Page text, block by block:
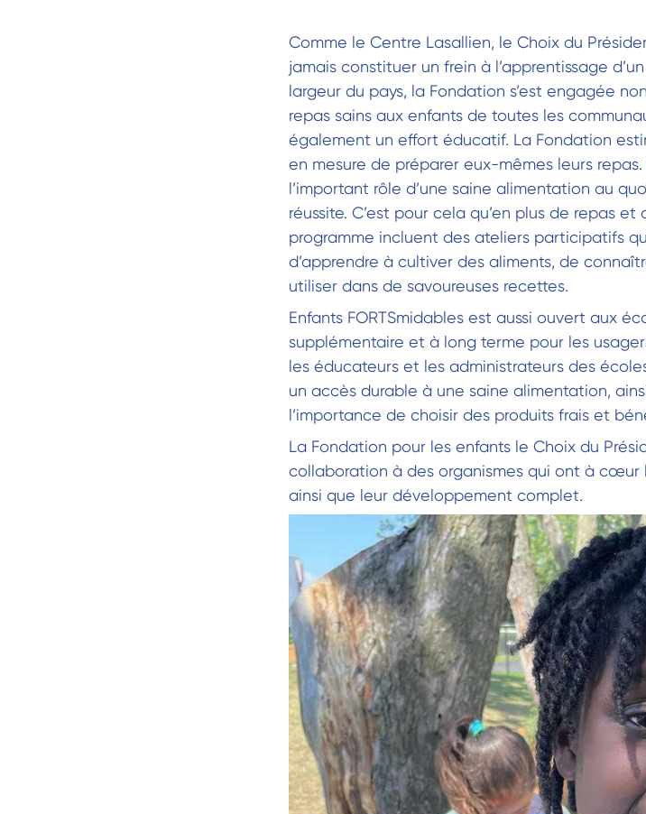
Comme le Centre Lasallien, le Choix du
jamais constituer un frein à l’apprentissage
largeur du pays, la Fondation s’est engagée
repas sains aux enfants de toutes les
également un effort éducatif. La Fondation
en mesure de préparer eux-mêmes leurs
l’important rôle d’une saine alimentation au
réussite. C’est pour cela qu’en plus de repas
programme incluent des ateliers participatifs
d’apprendre à cultiver des aliments, de
utiliser dans de savoureuses recettes.
Enfants FORTSmidables est aussi ouvert aux
supplémentaire et à long terme pour les
les éducateurs et les administrateurs des
un accès durable à une saine alimentation,
l’importance de choisir des produits frais et
La Fondation pour les enfants le Choix du
collaboration à des organismes qui ont à
ainsi que leur développement complet.